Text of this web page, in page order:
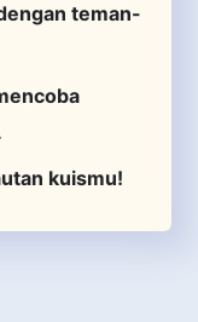
teman-
kuismu!